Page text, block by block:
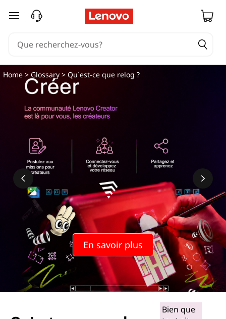
passer au contenu principal
En savoir plus
Home >Glossary > Qu`est-ce que relog ?
Bien que